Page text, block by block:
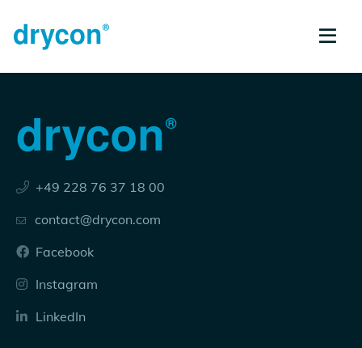
+49 228 76 37 18 00
contact@drycon.com
Facebook
Instagram
LinkedIn